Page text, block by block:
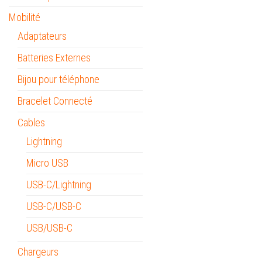
Mobilité
Adaptateurs
Batteries Externes
Bijou pour téléphone
Bracelet Connecté
Cables
Lightning
Micro USB
USB-C/Lightning
USB-C/USB-C
USB/USB-C
Chargeurs